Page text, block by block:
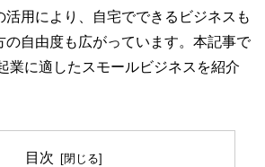
活用により、自宅でできるビジネスも
の自由度も広がっています。本記事で
業に適したスモールビジネスを紹介
目次